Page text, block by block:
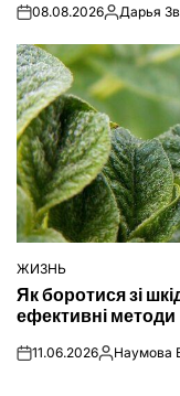
on08.08.2026 Дарья
ОПУБЛІКУВАТИ
У
ЖИЗНЬ
Як боротися зі
ефективні методи
on11.06.2026 Наумова